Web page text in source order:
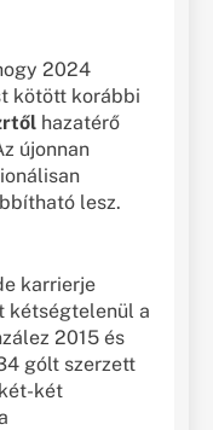
2024
kötött korábbi
hazatérő
újonnan
lesz.
karrierje
kétségtelenül a
2015 és
gólt szerzett
két